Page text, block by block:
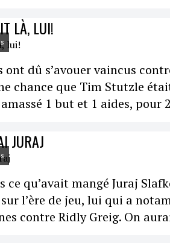
LÀ, LUI!
ont dû s’avouer vaincus
chance que Tim Stutzle
1 but et 1 aides, pour
JURAJ
ce qu’avait mangé Juraj
l’ère de jeu, lui qui a
contre Ridly Greig. On